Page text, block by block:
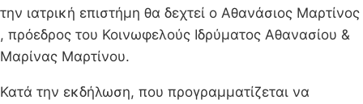
την ιατρική επιστήμη θα δεχτεί ο Αθανάσιος Μαρτίνος
, πρόεδρος του Κοινωφελούς Ιδρύματος Αθανασίου &
Μαρίνας Μαρτίνου.
Κατά την εκδήλωση, που προγραμματίζεται να